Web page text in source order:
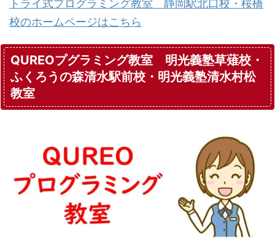
トライ式プログラミング教室 静岡駅北口校・桜橋
校のホームページはこちら
QUREOプグラミング教室 明光義塾草薙校・
ふくろうの森清水駅前校・明光義塾清水村松
教室